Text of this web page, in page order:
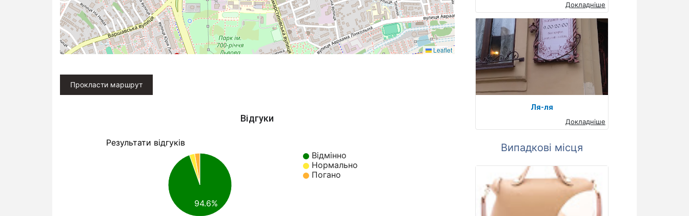
Leaflet
Прокласти маршрут
Відгуки
Результати відгуків
Відмінно
Нормально
Погано
94.6%
Докладніше
Ля-ля
Докладніше
Випадкові місця